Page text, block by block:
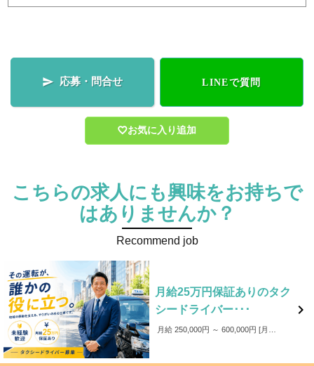
 応募・問合せ LINEで質問
お気に入り追加
こちらの求人にも興味をお持ちで
はありませんか？
Recommend job
月給25万円保証ありのタク
シードライバー･･･
月給 250,000円 ～ 600,000円 月給 25万円以上 （一律手当を含む） 月給25万円～60万円以上 （未経験者は乗務開始後3カ月間は月給25万円の給与保証があります） 「給与保証期間終了後」 月給171,400円～600,000円以上 （平均月給30万円！さらにその上も目指せる環境です！） 「研修期間中」 日当9,000円支給 【年収例】 年収620万円【正社員（隔日勤務）、67歳(乗務員歴12年)】 年収580万円【正社員（隔日勤務）、42歳(乗務員歴11年)】 年収630万円【正社員（昼日勤）、58歳(乗務員歴2年)】 年収790万円【正社員（夜日勤）、54歳(乗務員歴2年)】 年収520万円【定時制（隔日勤務）、75歳(乗務員歴22年)】 ☆安定して年収400万円～500万円をいただけているドライバーが多数在籍☆ ☆トップクラスのドライバーは年収700万円超え☆
